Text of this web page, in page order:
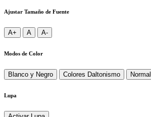
Ajustar Tamaño de Fuente
A+ A A-
Modos de Color
Blanco y Negro Colores Daltonismo Normal
Lupa